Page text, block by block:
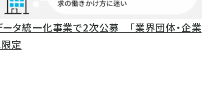
タ統一化事業で2次公募 「業界団体・企業
定